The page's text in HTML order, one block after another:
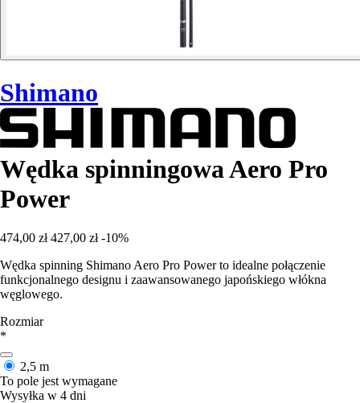
Shimano
Wędka spinningowa Aero Pro
Power
474,00 zł 427,00 zł -10%
Wędka spinning Shimano Aero Pro Power to idealne połączenie
funkcjonalnego designu i zaawansowanego japońskiego włókna
węglowego.
Rozmiar
*
2,5 m
To pole jest wymagane
Wysyłka w 4 dni